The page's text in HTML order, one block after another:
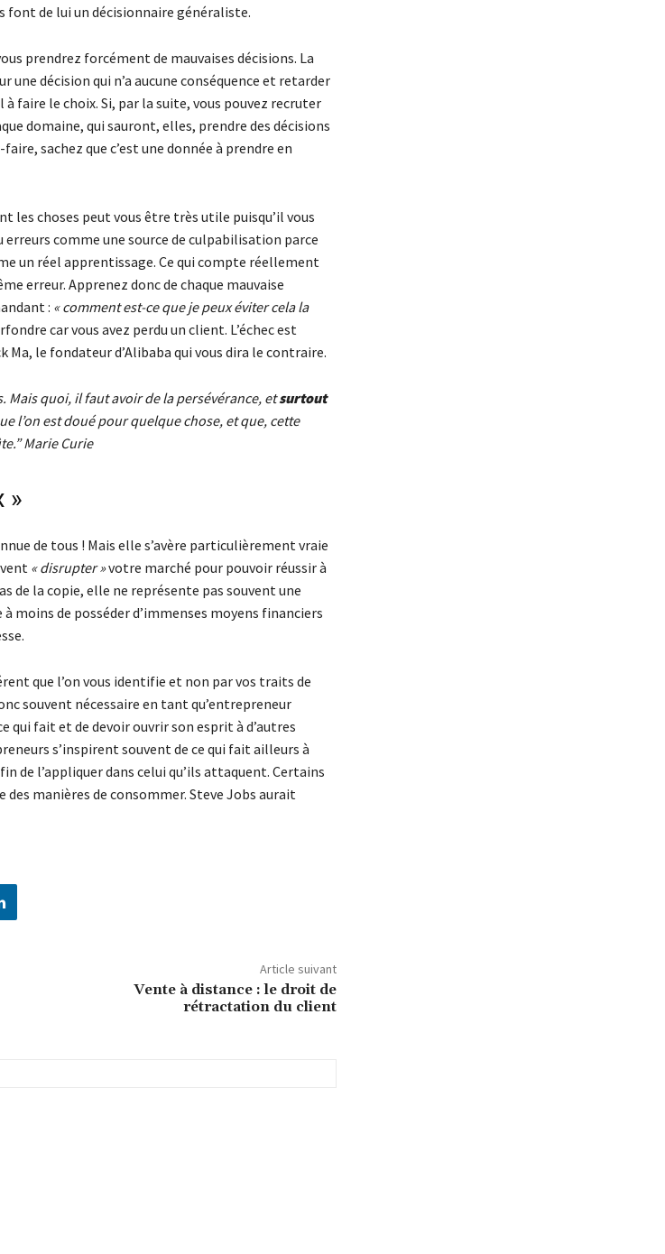
font de lui un décisionnaire généraliste.
prendrez forcément de mauvaises décisions. La
décision qui n’a aucune conséquence et retarder
faire le choix. Si, par la suite, vous pouvez recruter
domaine, qui sauront, elles, prendre des décisions
faire, sachez que c’est une donnée à prendre en
les choses peut vous être très utile puisqu’il vous
comme une source de culpabilisation parce
un réel apprentissage. Ce qui compte réellement
erreur. Apprenez donc de chaque mauvaise
: « comment est-ce que je peux éviter cela la
car vous avez perdu un client. L’échec est
Ma, le fondateur d’Alibaba qui vous dira le contraire.
Mais quoi, il faut avoir de la persévérance, etsurtout
l’on est doué pour quelque chose, et que, cette
Marie Curie
»
de tous ! Mais elle s’avère particulièrement vraie
« disrupter »votre marché pour pouvoir réussir à
de la copie, elle ne représente pas souvent une
moins de posséder d’immenses moyens financiers
que l’on vous identifie et non par vos traits de
souvent nécessaire en tant qu’entrepreneur
qui fait et de devoir ouvrir son esprit à d’autres
s’inspirent souvent de ce qui fait ailleurs à
de l’appliquer dans celui qu’ils attaquent. Certains
manières de consommer. Steve Jobs aurait
Article suivant
Vente à distance : le droit de
rétractation du client